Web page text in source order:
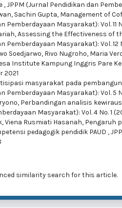
,JPPM (Jurnal Pendidikan dan
Sachin Gupta, Management of
Pemberdayaan Masyarakat): Vol. 11
Assessing the Effectiveness of
Pemberdayaan Masyarakat): Vol. 12
Soedjarwo, Rivo Nugroho, Maria
Institute Kampung Inggris Pare
2021
masyarakat pada
Pemberdayaan Masyarakat): Vol. 5
Perbandingan analisis
Masyarakat): Vol. 4 No. 1
Viena Rusmiati Hasanah, Pengaruh
pedagogik pendidik PAUD ,
similarity search for this article.